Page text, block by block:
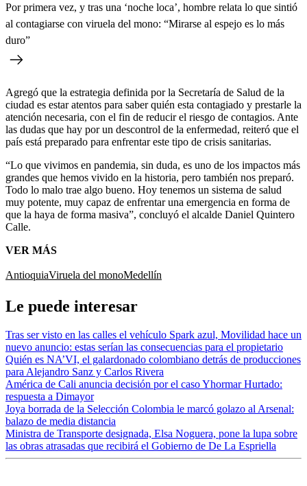
Por primera vez, y tras una ‘noche loca’, hombre relata lo que sintió
al contagiarse con viruela del mono: “Mirarse al espejo es lo más
duro”
Agregó que la estrategia definida por la Secretaría de Salud de la
ciudad es estar atentos para saber quién esta contagiado y prestarle la
atención necesaria, con el fin de reducir el riesgo de contagios. Ante
las dudas que hay por un descontrol de la enfermedad, reiteró que el
país está preparado para enfrentar este tipo de crisis sanitarias.
“Lo que vivimos en pandemia, sin duda, es uno de los impactos más
grandes que hemos vivido en la historia, pero también nos preparó.
Todo lo malo trae algo bueno. Hoy tenemos un sistema de salud
muy potente, muy capaz de enfrentar una emergencia en forma de
que la haya de forma masiva”, concluyó el alcalde Daniel Quintero
Calle.
VER MÁS
AntioquiaViruela del monoMedellín
Le puede interesar
Tras ser visto en las calles el vehículo Spark azul, Movilidad hace un
nuevo anuncio: estas serían las consecuencias para el propietario
Quién es NA’VI, el galardonado colombiano detrás de producciones
para Alejandro Sanz y Carlos Rivera
América de Cali anuncia decisión por el caso Yhormar Hurtado:
respuesta a Dimayor
Joya borrada de la Selección Colombia le marcó golazo al Arsenal:
balazo de media distancia
Ministra de Transporte designada, Elsa Noguera, pone la lupa sobre
las obras atrasadas que recibirá el Gobierno de De La Espriella